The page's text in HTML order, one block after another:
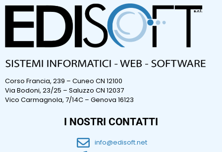
Corso Francia, 239 – Cuneo CN 12100
Via Bodoni, 23/25 – Saluzzo CN 12037
Vico Carmagnola, 7/14C – Genova 16123
I NOSTRI CONTATTI
info@edisoft.net